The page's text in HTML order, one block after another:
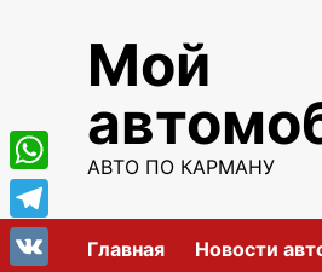
содержимомуМой
АВТО ПО КАРМАНУ
Главная Новости
WhatsApp
Telegram